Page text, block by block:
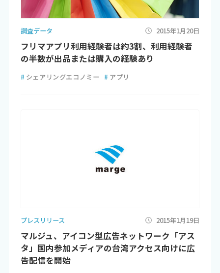
調査データ 2015年1月20日
フリマアプリ利用経験者は約3割、利用経験者
の半数が出品または購入の経験あり
# シェアリングエコノミー # アプリ
プレスリリース 2015年1月19日
マルジュ、アイコン型広告ネットワーク「アス
タ」国内参加メディアの台湾アクセス向けに広
告配信を開始